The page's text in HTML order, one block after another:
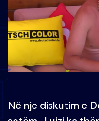
Në nje diskutim e